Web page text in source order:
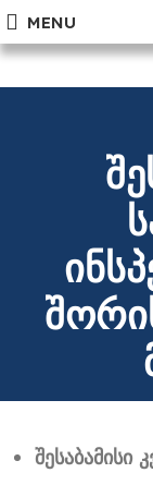
MENU
შესაბამისი